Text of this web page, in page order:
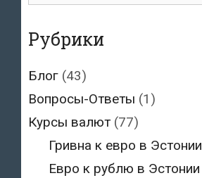
Рубрики
Блог (43)
Вопросы-Ответы (1)
Курсы валют (77)
Гривна к евро в Эстонии
Евро к рублю в Эстонии